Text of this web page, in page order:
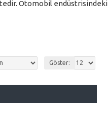
Otomobil endüstrisindeki
Göster: